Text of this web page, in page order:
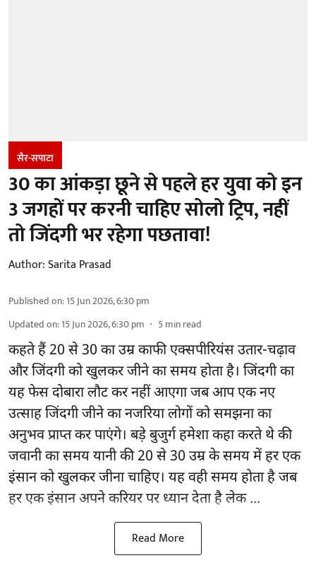
सैर-सपाटा
30 का आंकड़ा छूने से पहले हर युवा को इन
3 जगहों पर करनी चाहिए सोलो ट्रिप, नहीं
तो जिंदगी भर रहेगा पछतावा!
Author:Sarita Prasad
Published on:15 Jun 2026, 6:30 pm
Updated on:15 Jun 2026, 6:30 pm 5min read
कहते हैं 20 से 30 का उम्र काफी एक्सपीरियंस उतार-चढ़ाव
और जिंदगी को खुलकर जीने का समय होता है। जिंदगी का
यह फेस दोबारा लौट कर नहीं आएगा जब आप एक नए
उत्साह जिंदगी जीने का नजरिया लोगों को समझना का
अनुभव प्राप्त कर पाएंगे। बड़े बुजुर्ग हमेशा कहा करते थे की
जवानी का समय यानी की 20 से 30 उम्र के समय में हर एक
इंसान को खुलकर जीना चाहिए। यह वही समय होता है जब
हर एक इंसान अपने करियर पर ध्यान देता है लेक ...
Read More